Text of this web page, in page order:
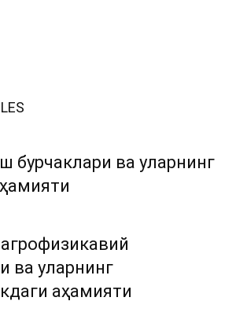
бурчаклари ва уларнинг
ва уларнинг
аҳамияти